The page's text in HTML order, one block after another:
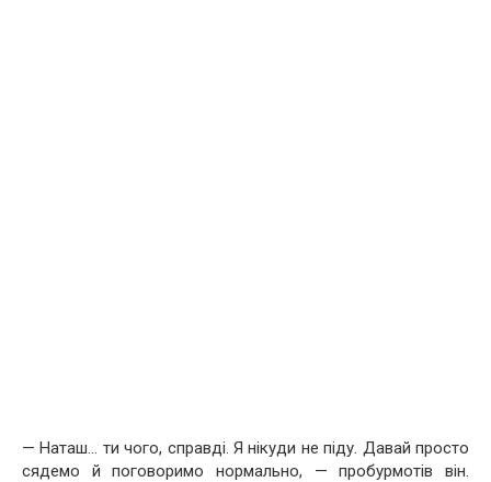
— Наташ… ти чого, справді. Я нікуди не піду. Давай просто
сядемо й поговоримо нормально, — пробурмотів він.